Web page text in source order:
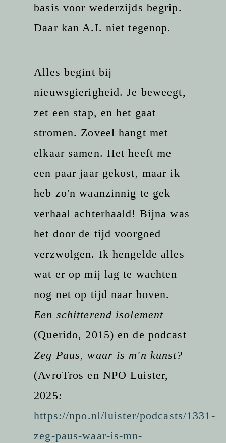
basis voor wederzijds begrip.
Daar kan A.I. niet tegenop.
Alles begint bij
nieuwsgierigheid. Je beweegt,
zet een stap, en het gaat
stromen. Zoveel hangt met
elkaar samen. Het heeft me
een paar jaar gekost, maar ik
heb zo'n waanzinnig te gek
verhaal achterhaald! Bijna was
het door de tijd voorgoed
verzwolgen. Ik hengelde alles
wat er op mij lag te wachten
nog net op tijd naar boven.
Een schitterend isolement
(Querido, 2015) en de podcast
Zeg Paus, waar is m'n kunst?
(AvroTros en NPO Luister,
2025:
https://npo.nl/luister/podcasts/1331-
zeg-paus-waar-is-mn-